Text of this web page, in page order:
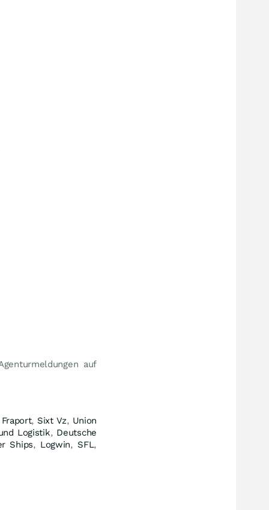
auf
Fraport, Sixt Vz, Union
Logistik, Deutsche
Ships, Logwin, SFL,